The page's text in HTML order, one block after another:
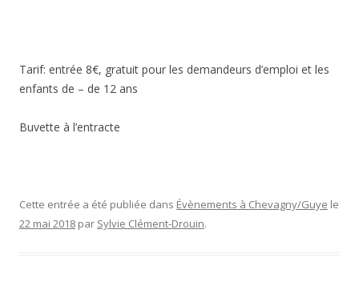
Tarif: entrée 8€, gratuit pour les demandeurs d’emploi et les
enfants de – de 12 ans
Buvette à l’entracte
Cette entrée a été publiée dans Évènements à Chevagny/Guye le
22 mai 2018 par Sylvie Clément-Drouin.